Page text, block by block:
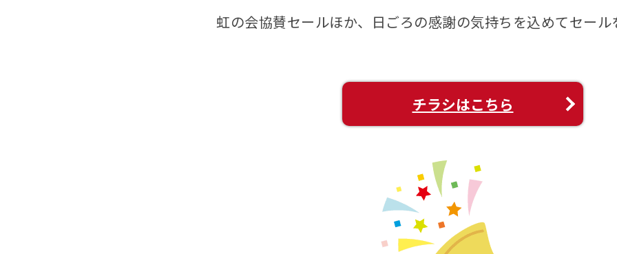
虹の会協賛セールほか、日ごろの感謝の気持ちを込めてセール
チラシはこちら